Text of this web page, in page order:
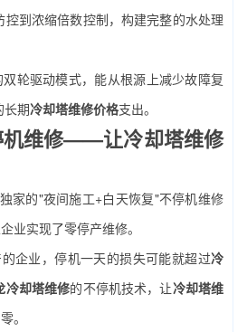
到浓缩倍数控制，构建完整的水处理
轮驱动模式，能从根源上减少故障复
长期冷却塔维修价格支出。
机维修——让冷却塔维修
家的"夜间施工+白天恢复"不停机维修
业实现了零停产维修。
企业，停机一天的损失可能就超过冷
冷却塔维修的不停机技术，让冷却塔维
。